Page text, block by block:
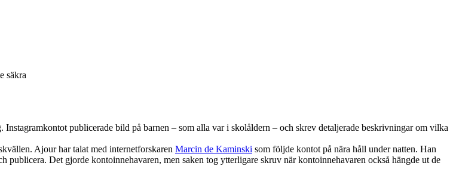
säkra
publicerade bild på barnen – som alla var i skolåldern – och skrev detaljerade beskrivningar om vilka
Ajour har talat med internetforskaren Marcin de Kaminski som följde kontot på nära håll under natten. Han
publicera. Det gjorde kontoinnehavaren, men saken tog ytterligare skruv när kontoinnehavaren också hängde ut de